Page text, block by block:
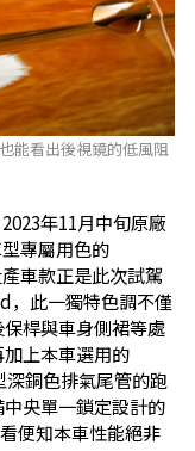
能看出後視鏡的低風阻
年11月中旬原廠
專屬用色的
車款正是此次試駕
此一獨特色調不僅
桿與車身側裙等處
上本車選用的
銅色排氣尾管的跑
央單一鎖定設計的
便知本車性能絕非